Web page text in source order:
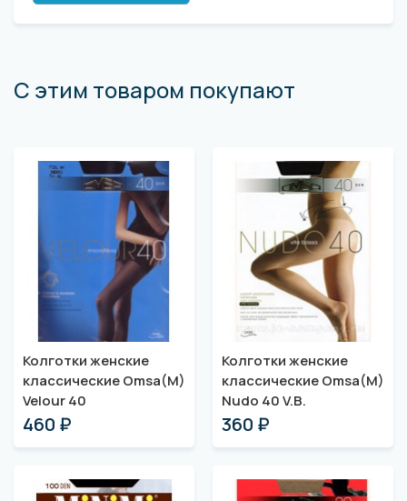
С этим товаром покупают
Колготки женские
классические Omsa(M)
Velour 40
460 ₽
Колготки женские
классические Omsa(M)
Nudo 40 V.B.
360 ₽